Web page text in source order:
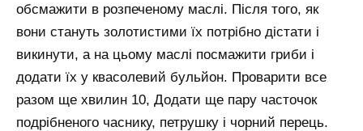
обсмажити в розпеченому маслі. Після того, як
вони стануть золотистими їх потрібно дістати і
викинути, а на цьому маслі посмажити гриби і
додати їх у квасолевий бульйон. Проварити все
разом ще хвилин 10, Додати ще пару часточок
подрібненого часнику, петрушку і чорний перець.